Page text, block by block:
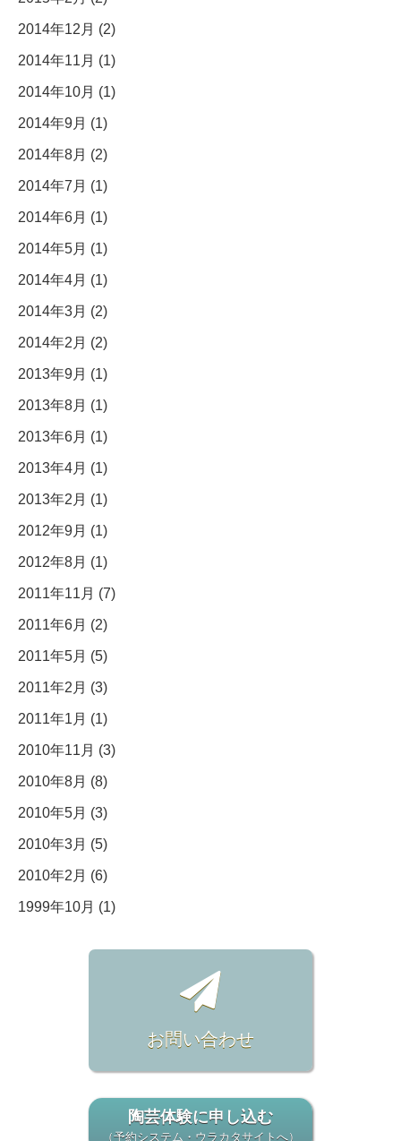
2014年12月 (2)
2014年11月 (1)
2014年10月 (1)
2014年9月 (1)
2014年8月 (2)
2014年7月 (1)
2014年6月 (1)
2014年5月 (1)
2014年4月 (1)
2014年3月 (2)
2014年2月 (2)
2013年9月 (1)
2013年8月 (1)
2013年6月 (1)
2013年4月 (1)
2013年2月 (1)
2012年9月 (1)
2012年8月 (1)
2011年11月 (7)
2011年6月 (2)
2011年5月 (5)
2011年2月 (3)
2011年1月 (1)
2010年11月 (3)
2010年8月 (8)
2010年5月 (3)
2010年3月 (5)
2010年2月 (6)
1999年10月 (1)
お問い合わせ
陶芸体験に申し込む
（予約システム・ウラカタサイトへ）